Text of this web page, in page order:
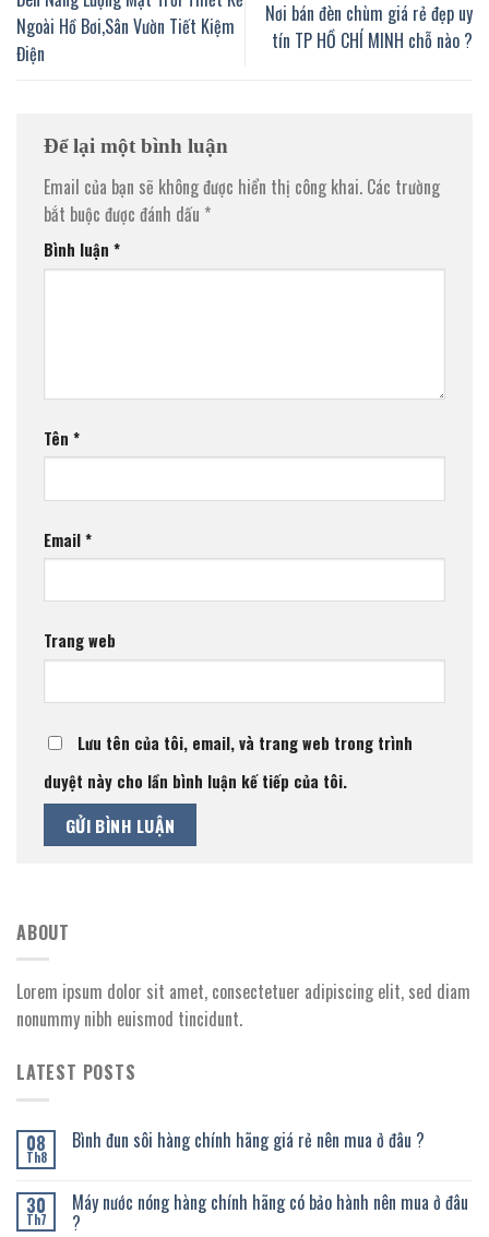
Ngoài Hồ Bơi,Sân Vườn Tiết Kiệm
Điện
Nơi bán đèn chùm giá rẻ đẹp uy
tín TP HỒ CHÍ MINH chỗ nào ?
Để lại một bình luận
Email của bạn sẽ không được hiển thị công khai. Các trường
bắt buộc được đánh dấu *
Bình luận *
Tên *
Email*
Trang web
Lưu tên của tôi, email, và trang web trong trình
duyệt này cho lần bình luận kế tiếp của tôi.
ABOUT
Lorem ipsum dolor sit amet, consectetuer adipiscing elit, sed diam
nonummy nibh euismod tincidunt.
LATEST POSTS
08
Th8
Bình đun sôi hàng chính hãng giá rẻ nên mua ở đâu ?
30
Th7
Máy nước nóng hàng chính hãng có bảo hành nên mua ở đâu
?